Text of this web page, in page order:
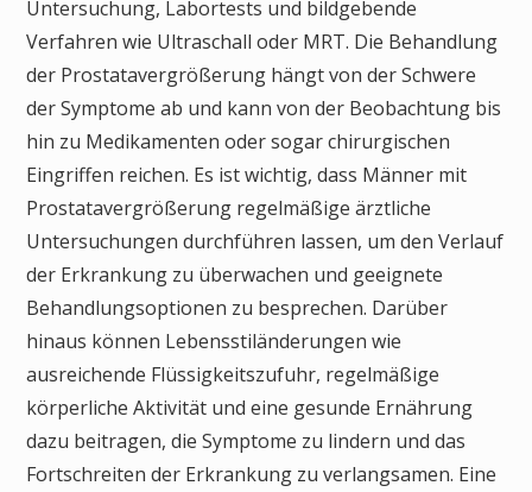
Untersuchung, Labortests und bildgebende
Verfahren wie Ultraschall oder MRT. Die Behandlung
der Prostatavergrößerung hängt von der Schwere
der Symptome ab und kann von der Beobachtung bis
hin zu Medikamenten oder sogar chirurgischen
Eingriffen reichen. Es ist wichtig, dass Männer mit
Prostatavergrößerung regelmäßige ärztliche
Untersuchungen durchführen lassen, um den Verlauf
der Erkrankung zu überwachen und geeignete
Behandlungsoptionen zu besprechen. Darüber
hinaus können Lebensstiländerungen wie
ausreichende Flüssigkeitszufuhr, regelmäßige
körperliche Aktivität und eine gesunde Ernährung
dazu beitragen, die Symptome zu lindern und das
Fortschreiten der Erkrankung zu verlangsamen. Eine